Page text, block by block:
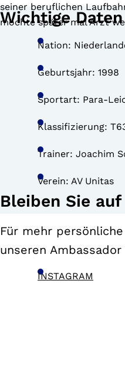
seiner beruflichen
möchte später mal Arzt
Wichtige Daten
Nation:
Geburtsjahr: 1998
Sportart: Para-
Klassifizierung:
Trainer: Joachim
Verein: AV Unitas
Bleiben Sie
Für mehr
unseren
INSTAGRAM